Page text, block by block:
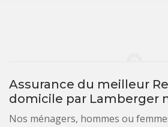
Assurance du meilleur
domicile par Lamberger
Nos ménagers, hommes ou